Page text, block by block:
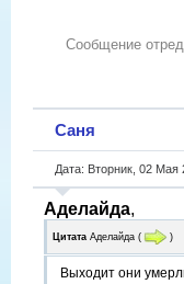
Сообщение
Саня
Дата: Вторник, 02
Аделайда,
Цитата Аделайда ( )
Выходит они